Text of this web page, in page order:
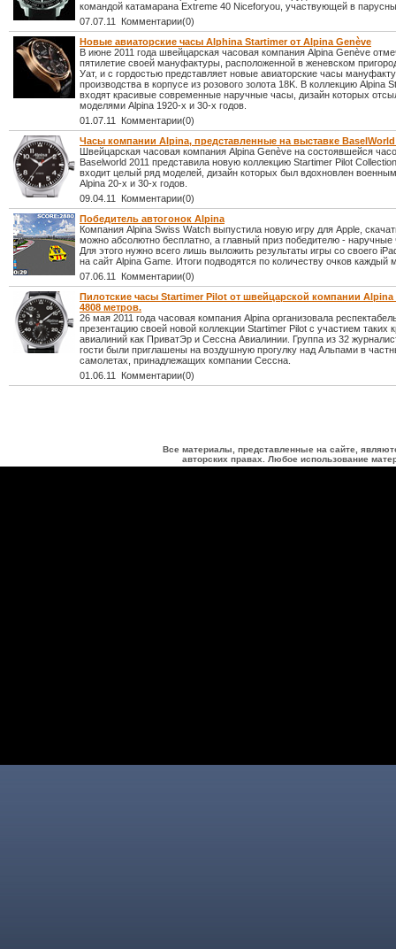
командой катамарана Extreme 40 Niceforyou, участвующей в
07.07.11 Комментарии(0)
Новые авиаторские часы Alphina Startimer от Alpina Genève
В июне 2011 года швейцарская часовая компания Alpina Genève
пятилетие своей мануфактуры, расположенной в женевском
Уат, и с гордостью представляет новые авиаторские часы
производства в корпусе из розового золота 18K. В коллекцию Alpina
входят красивые современные наручные часы, дизайн которых
моделями Alpina 1920-х и 30-х годов.
01.07.11 Комментарии(0)
Часы компании Alpina, представленные на выставке BaselWorld
Швейцарская часовая компания Alpina Genève на состоявшейся
Baselworld 2011 представила новую коллекцию Startimer Pilot
входит целый ряд моделей, дизайн которых был вдохновлен
Alpina 20-х и 30-х годов.
09.04.11 Комментарии(0)
Победитель автогонок Alpina
Компания Alpina Swiss Watch выпустила новую игру для Apple,
можно абсолютно бесплатно, а главный приз победителю - наручные
Для этого нужно всего лишь выложить результаты игры со своего
на сайт Alpina Game. Итоги подводятся по количеству очков каждый
07.06.11 Комментарии(0)
Пилотские часы Startimer Pilot от швейцарской компании Alpina
4808 метров.
26 мая 2011 года часовая компания Alpina организовала
презентацию своей новой коллекции Startimer Pilot с участием таких
авиалиний как ПриватЭр и Сессна Авиалинии. Группа из 32
гости были приглашены на воздушную прогулку над Альпами в
самолетах, принадлежащих компании Сессна.
01.06.11 Комментарии(0)
Все материалы, представленные на сайте,
авторских правах. Любое использование